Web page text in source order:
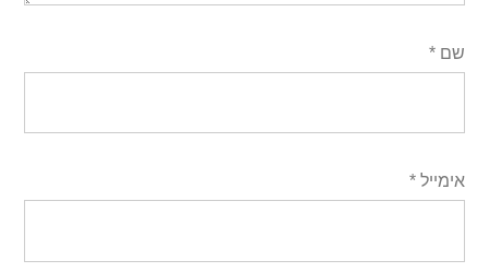
שם *
אימייל *